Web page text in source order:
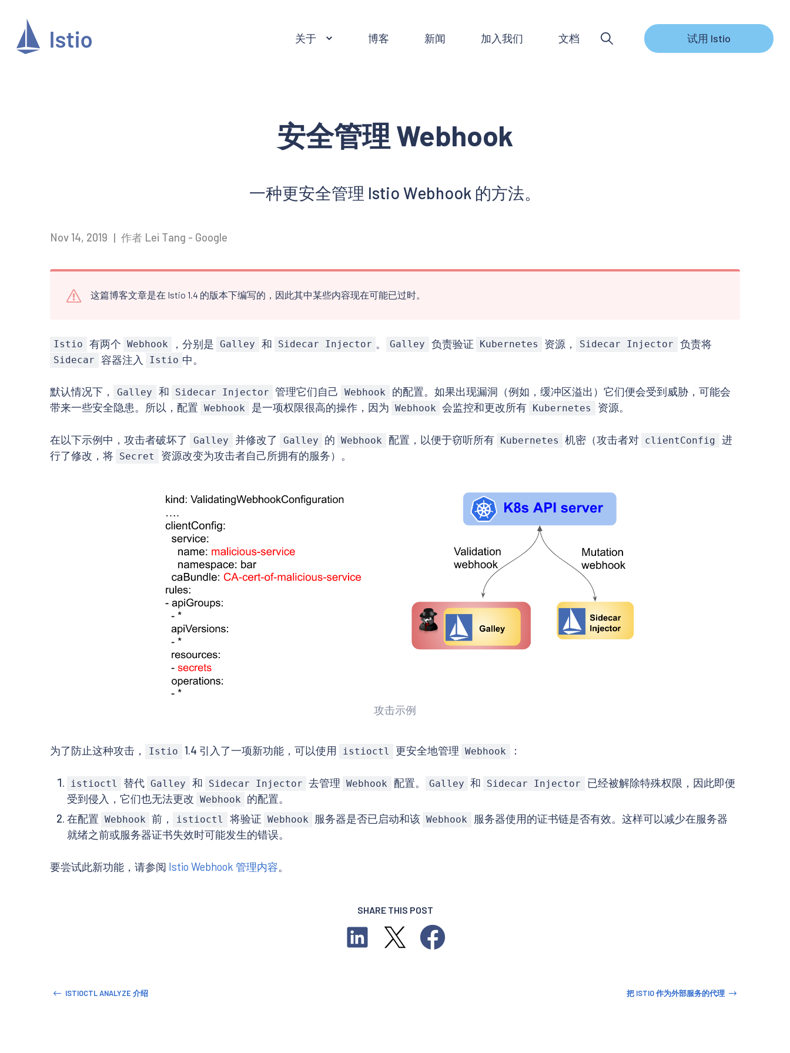
关于 博客 新闻 加入我们 文档 试用 Istio
安全管理 Webhook
一种更安全管理 Istio Webhook 的方法。
Nov 14, 2019 | 作者 Lei Tang - Google
这篇博客文章是在 Istio 1.4 的版本下编写的，因此其中某些内容现在可能已过时。
Istio 有两个 Webhook ，分别是 Galley 和 Sidecar Injector 。 Galley 负责验证 Kubernetes 资源， Sidecar Injector 负责将
Sidecar 容器注入 Istio 中。
默认情况下， Galley 和 Sidecar Injector 管理它们自己 Webhook
的配置。如果出现漏洞（例如，缓冲区溢出）它们便会受到威胁，可能会
带来一些安全隐患。所以，配置 Webhook 是一项权限很高的操作，因为 Webhook 会监控和更改所有 Kubernetes 资源。
在以下示例中，攻击者破坏了 Galley 并修改了 Galley 的 Webhook 配置，以便于窃听所有 Kubernetes 机密（攻击者对 clientConfig
进
行了修改，将 Secret 资源改变为攻击者自己所拥有的服务）。
攻击示例
为了防止这种攻击， Istio 1.4 引入了一项新功能，可以使用 istioctl 更安全地管理 Webhook ：
istioctl 替代 Galley 和 Sidecar Injector 去管理 Webhook 配置。 Galley 和 Sidecar Injector
已经被解除特殊权限，因此即便
受到侵入，它们也无法更改 Webhook
的配置。
在配置 Webhook 前， istioctl 将验证 Webhook 服务器是否已启动和该 Webhook
服务器使用的证书链是否有效。这样可以减少在服务器
就绪之前或服务器证书失效时可能发生的错误。
要尝试此新功能，请参阅 Istio Webhook 管理内容。
SHARE THIS POST
ISTIOCTL ANALYZE 介绍 把 ISTIO 作为外部服务的代理